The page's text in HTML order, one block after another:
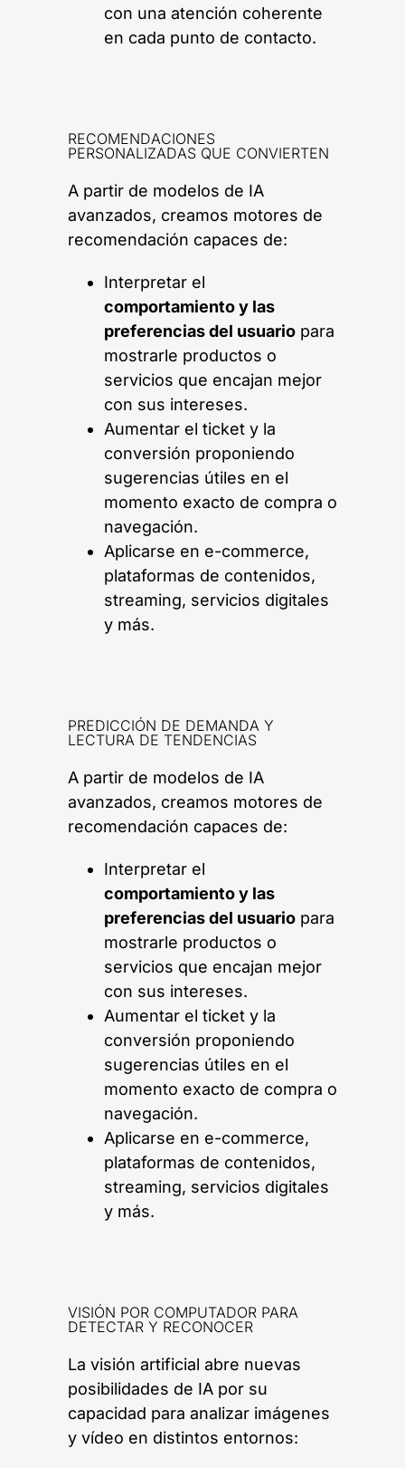
con una atención coherente
en cada punto de contacto.
RECOMENDACIONES
PERSONALIZADAS QUE CONVIERTEN
A partir de modelos de IA
avanzados, creamos motores de
recomendación capaces de:
Interpretar el
comportamiento y las
preferencias del usuario para
mostrarle productos o
servicios que encajan mejor
con sus intereses.
Aumentar el ticket y la
conversión proponiendo
sugerencias útiles en el
momento exacto de compra o
navegación.
Aplicarse en e-commerce,
plataformas de contenidos,
streaming, servicios digitales
y más.
PREDICCIÓN DE DEMANDA Y
LECTURA DE TENDENCIAS
A partir de modelos de IA
avanzados, creamos motores de
recomendación capaces de:
Interpretar el
comportamiento y las
preferencias del usuario para
mostrarle productos o
servicios que encajan mejor
con sus intereses.
Aumentar el ticket y la
conversión proponiendo
sugerencias útiles en el
momento exacto de compra o
navegación.
Aplicarse en e-commerce,
plataformas de contenidos,
streaming, servicios digitales
y más.
VISIÓN POR COMPUTADOR PARA
DETECTAR Y RECONOCER
La visión artificial abre nuevas
posibilidades de IA por su
capacidad para analizar imágenes
y vídeo en distintos entornos: